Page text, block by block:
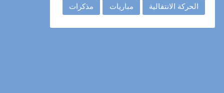
الحركة الانتقالية مباريات مذكرات